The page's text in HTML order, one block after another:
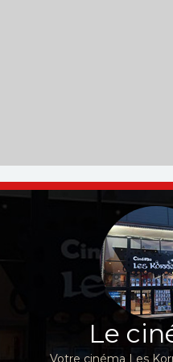
Le
Votre cinéma Les